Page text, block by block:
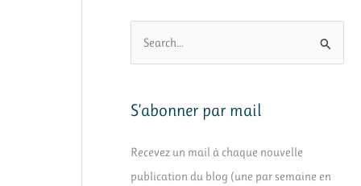
h
r
c
S’abonner par mail
Recevez un mail à chaque nouvelle
publication du blog (une par semaine en